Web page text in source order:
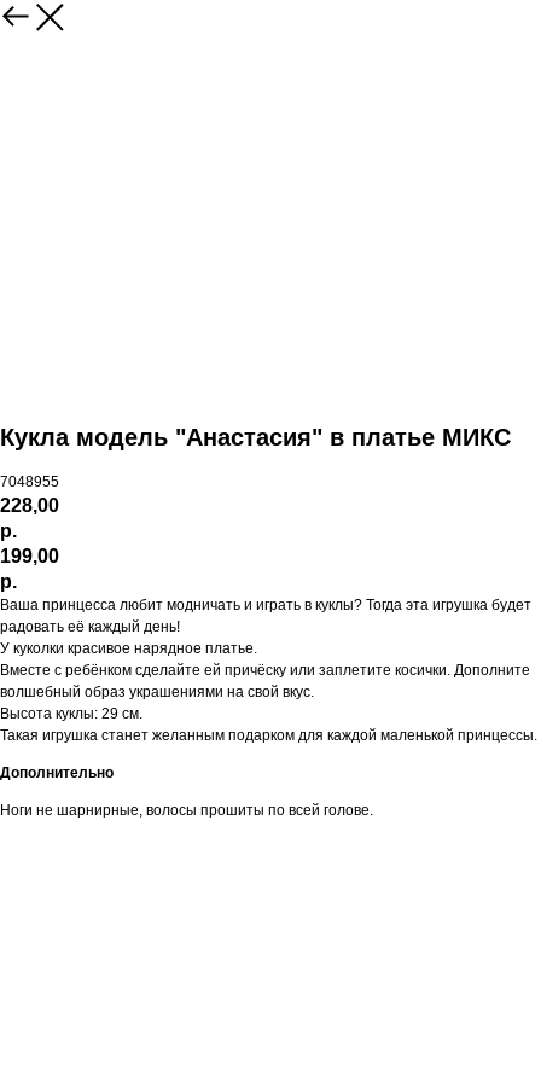
Кукла модель "Анастасия" в платье МИКС
7048955
228,00
р.
199,00
р.
Ваша принцесса любит модничать и играть в куклы? Тогда эта игрушка будет
радовать её каждый день!
У куколки красивое нарядное платье.
Вместе с ребёнком сделайте ей причёску или заплетите косички. Дополните
волшебный образ украшениями на свой вкус.
Высота куклы: 29 см.
Такая игрушка станет желанным подарком для каждой маленькой принцессы.
Дополнительно
Ноги не шарнирные, волосы прошиты по всей голове.